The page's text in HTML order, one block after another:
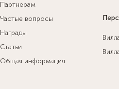
Партнерам
Частые вопросы
Награды
Статьи
Общая информация